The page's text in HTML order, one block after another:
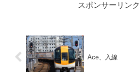
スポンサーリンク
Ace、入線